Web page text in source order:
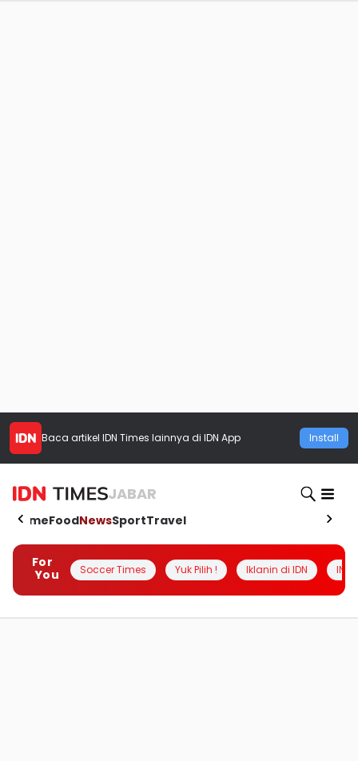
Baca artikel IDN Times lainnya di IDN App Install
JABAR
HomeFoodNewsSportTravel
For
You
Soccer Times Yuk Pilih ! Iklanin di IDN